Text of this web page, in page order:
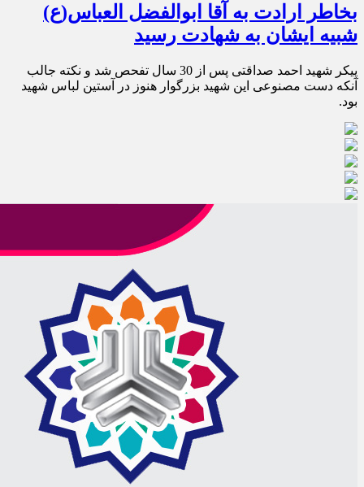
بخاطر ارادت به آقا ابوالفضل العباس(ع)
شبیه ایشان به شهادت رسید
پیکر شهید احمد صداقتی پس از 30 سال تفحص شد و نکته جالب
آنکه دست مصنوعی این شهید بزرگوار هنوز در آستین لباس شهید
بود.